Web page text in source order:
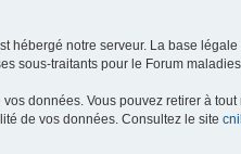
hébergé notre serveur. La base
sous-traitants pour le Forum
données. Vous pouvez retirer à tout
de vos données. Consultez le site